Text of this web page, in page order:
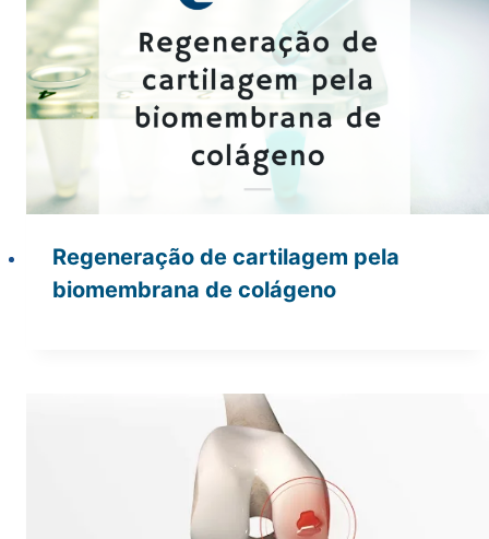
Regeneração de cartilagem pela
biomembrana de colágeno